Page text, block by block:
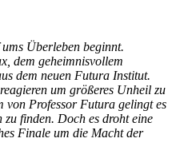
Überleben beginnt.
dem geheimnisvollem
dem neuen Futura Institut.
um größeres Unheil zu
von Professor Futura gelingt es
finden. Doch es droht eine
Finale um die Macht der